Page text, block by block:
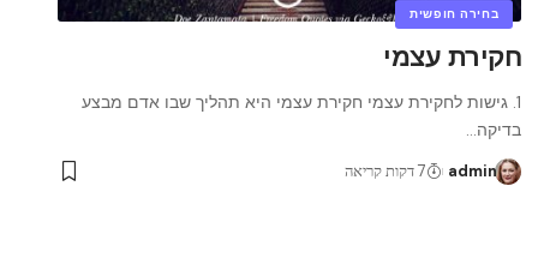
בחירה חופשית
חקירת עצמי
1. גישות לחקירת עצמי חקירת עצמי היא תהליך שבו אדם מבצע
בדיקה…
admin 7 דקות קריאה